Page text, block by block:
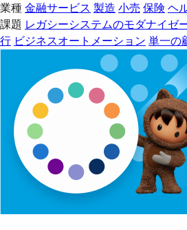
業種金融サービス 製造 小売 保険 ヘ
課題 レガシーシステムのモダナイゼ
行 ビジネスオートメーション 単一の